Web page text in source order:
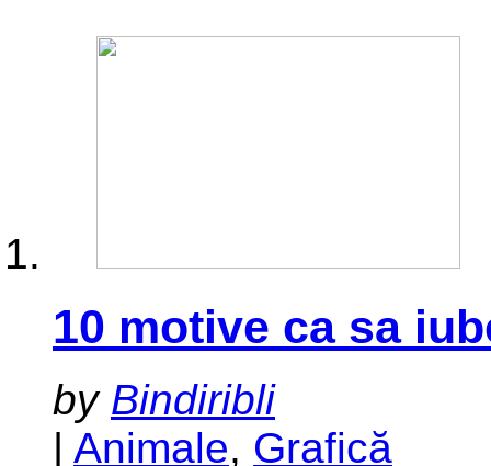
10 motive ca sa
by Bindiribli
| Animale, Grafică